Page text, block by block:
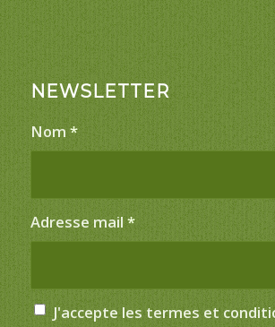
NEWSLETTER
Nom *
Adresse mail *
J'accepte les termes et